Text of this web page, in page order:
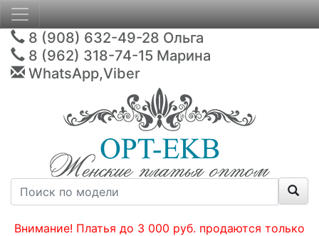
8 (908) 632-49-28 Ольга
8 (962) 318-74-15 Марина
WhatsApp,Viber
Внимание! Платья до 3 000 руб. продаются только